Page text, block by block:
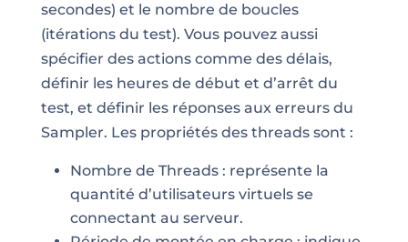
secondes) et le nombre de boucles
(itérations du test). Vous pouvez aussi
spécifier des actions comme des délais,
définir les heures de début et d’arrêt du
test, et définir les réponses aux erreurs du
Sampler. Les propriétés des threads sont :
Nombre de Threads : représente la
quantité d’utilisateurs virtuels se
connectant au serveur.